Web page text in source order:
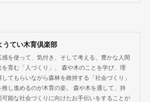
うてい木育倶楽部
感を使って、気付き、そして考える、豊かな人間
を育む「人づくり」、 森や木のことを学び、理
してもらいながら森林を維持する「社会づくり」
推し進めるのが木育の姿。 森や木を通して、持
可能な社会づくりに向けたお手伝いをすることが